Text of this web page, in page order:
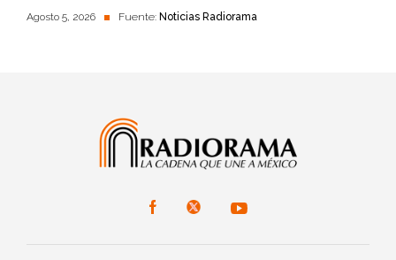
Agosto 5, 2026 Fuente: Noticias Radiorama